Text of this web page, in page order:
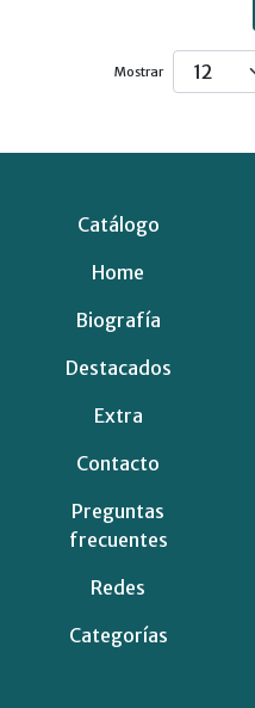
Mostrar
Catálogo
Home
Biografía
Destacados
Extra
Contacto
Preguntas
frecuentes
Redes
Categorías